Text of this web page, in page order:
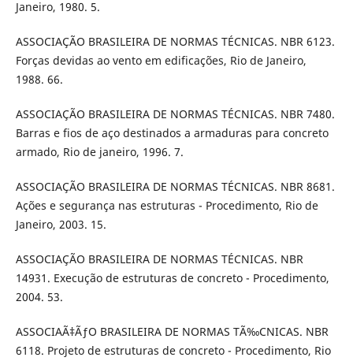
Janeiro, 1980. 5.
ASSOCIAÇÃO BRASILEIRA DE NORMAS TÉCNICAS. NBR 6123.
Forças devidas ao vento em edificações, Rio de Janeiro,
1988. 66.
ASSOCIAÇÃO BRASILEIRA DE NORMAS TÉCNICAS. NBR 7480.
Barras e fios de aço destinados a armaduras para concreto
armado, Rio de janeiro, 1996. 7.
ASSOCIAÇÃO BRASILEIRA DE NORMAS TÉCNICAS. NBR 8681.
Ações e segurança nas estruturas - Procedimento, Rio de
Janeiro, 2003. 15.
ASSOCIAÇÃO BRASILEIRA DE NORMAS TÉCNICAS. NBR
14931. Execução de estruturas de concreto - Procedimento,
2004. 53.
ASSOCIAÃ‡ÃƒO BRASILEIRA DE NORMAS TÃ‰CNICAS. NBR
6118. Projeto de estruturas de concreto - Procedimento, Rio